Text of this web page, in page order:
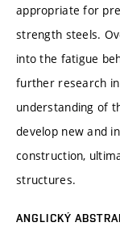
appropriate for
strength steels.
into the fatigue
further research
understanding of
develop new and
construction,
structures.
ANGLICKÝ